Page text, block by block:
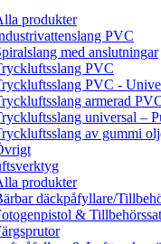
produkter
PVC
med anslutningar
PVC
PVC -
armerad
universal –
av gummi
produkter
däckpåfyllare/
&